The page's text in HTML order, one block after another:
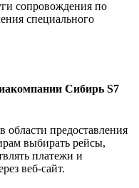
сопровождения по
специального
Сибирь S7
области предоставления
выбирать рейсы,
платежи и
веб-сайт.